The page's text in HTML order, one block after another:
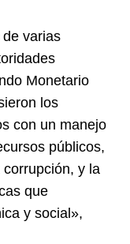
varias
Monetario
los
con un manejo
públicos,
y la
que
y social»,